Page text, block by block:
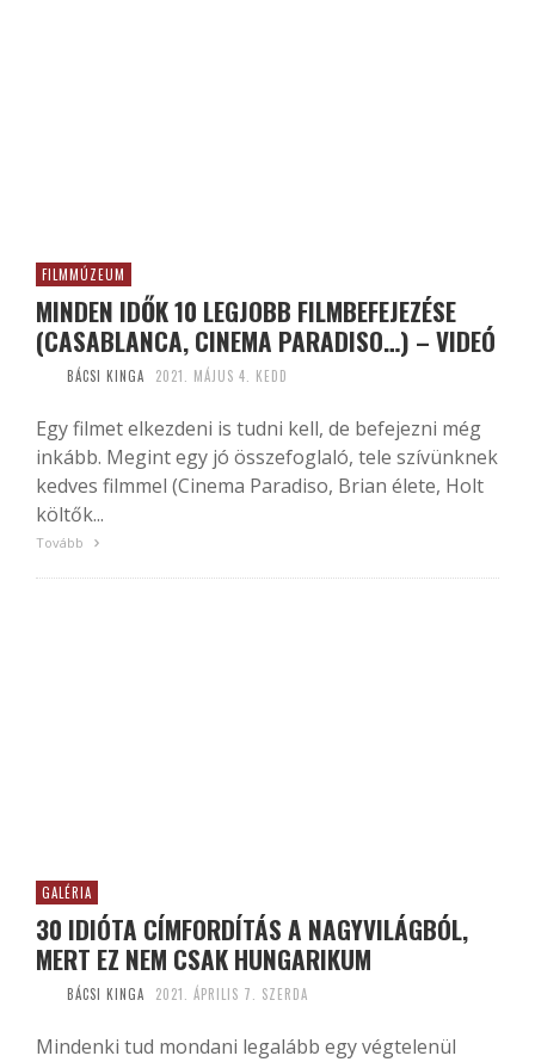
FILMMÚZEUM
MINDEN IDŐK 10 LEGJOBB FILMBEFEJEZÉSE
(CASABLANCA, CINEMA PARADISO…) – VIDEÓ
BÁCSI KINGA 2021. MÁJUS 4. KEDD
Egy filmet elkezdeni is tudni kell, de befejezni még
inkább. Megint egy jó összefoglaló, tele szívünknek
kedves filmmel (Cinema Paradiso, Brian élete, Holt
költők...
Tovább
GALÉRIA
30 IDIÓTA CÍMFORDÍTÁS A NAGYVILÁGBÓL,
MERT EZ NEM CSAK HUNGARIKUM
BÁCSI KINGA 2021. ÁPRILIS 7. SZERDA
Mindenki tud mondani legalább egy végtelenül